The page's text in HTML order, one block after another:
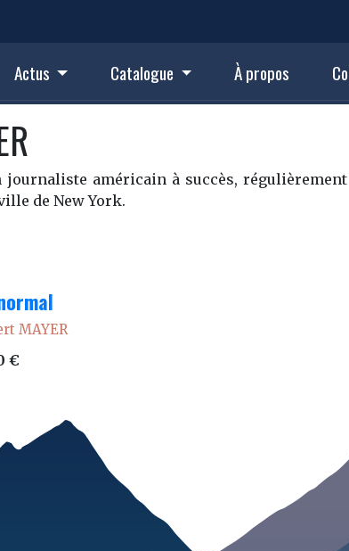
Actus Catalogue À propos
journaliste américain à succès,
de New York.
MAYER
€